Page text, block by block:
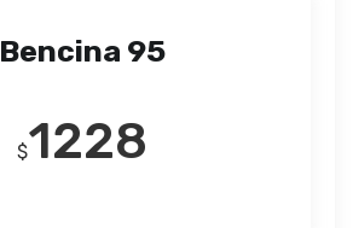
Bencina 95
$1228